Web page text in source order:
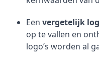
Een vergetelijk
op te vallen en
logo’s worden al